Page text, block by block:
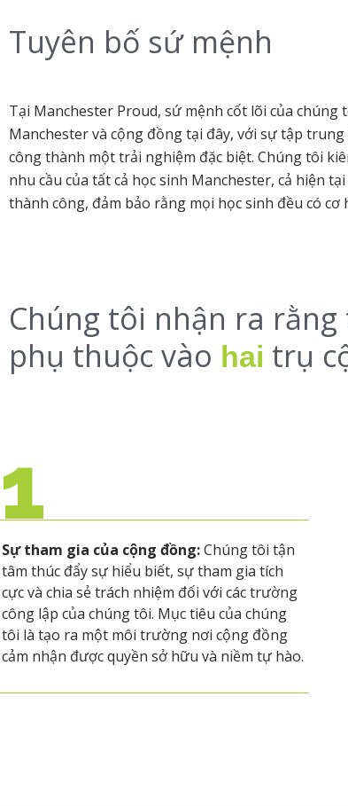
Tuyên bố sứ mệnh
Tại Manchester Proud, sứ mệnh cốt lõi của
Manchester và cộng đồng tại đây, với sự tập
công thành một trải nghiệm đặc biệt. Chúng tôi
nhu cầu của tất cả học sinh Manchester, cả hiện
thành công, đảm bảo rằng mọi học sinh đều có
Chúng tôi nhận ra
phụ thuộc vào hai trụ
1
Sự tham gia của cộng đồng:Chúng tôi tận
tâm thúc đẩy sự hiểu biết, sự tham gia tích
cực và chia sẻ trách nhiệm đối với các trường
công lập của chúng tôi. Mục tiêu của chúng
tôi là tạo ra một môi trường nơi cộng đồng
cảm nhận được quyền sở hữu và niềm tự hào.